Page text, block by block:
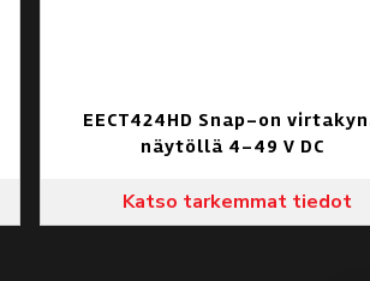
EECT424HD Snap-on
näytöllä 4-49 V DC
Katso tarkemmat tiedot